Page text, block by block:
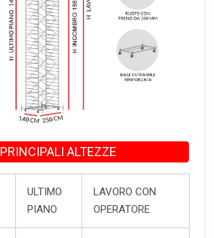
PRINCIPALI ALTEZZE
ULTIMO
PIANO
LAVORO CON
OPERATORE